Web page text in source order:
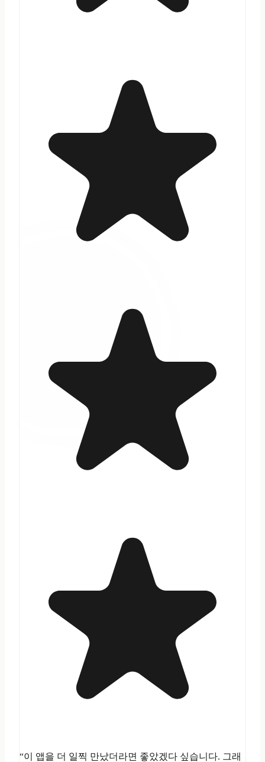
“이 앱을 더 일찍 만났더라면 좋았겠다 싶습니다. 그래